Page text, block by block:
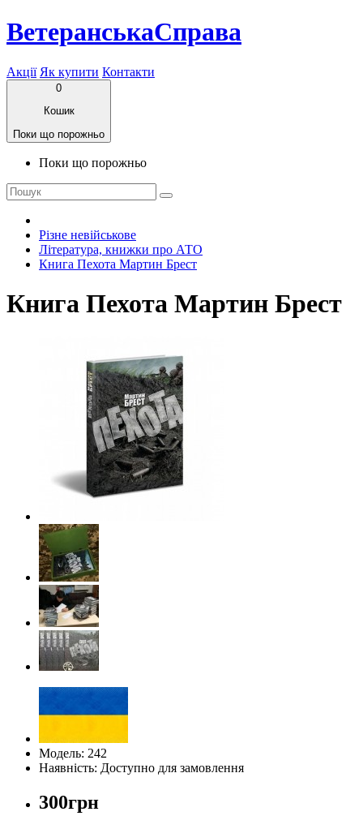
ВетеранськаСправа
Акції Як купити Контакти
0
Кошик
Поки що порожньо
Поки що порожньо
Різне невійськове
Література, книжки про АТО
Книга Пехота Мартин Брест
Книга Пехота Мартин Брест
Модель: 242
Наявність: Доступно для замовлення
300грн